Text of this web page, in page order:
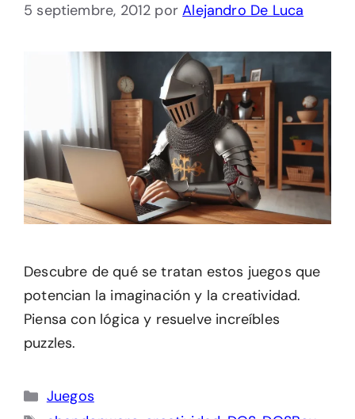
5 septiembre, 2012 porAlejandro De Luca
Descubre de qué se tratan estos juegos que
potencian la imaginación y la creatividad.
Piensa con lógica y resuelve increíbles
puzzles.
Categorías
Juegos